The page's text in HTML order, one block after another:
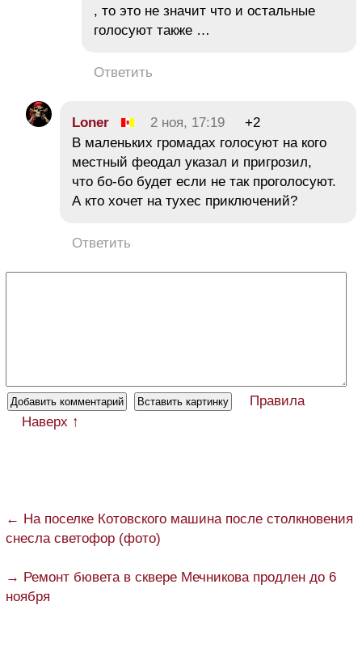
, то это не значит что и остальные
голосуют также …
Ответить
Loner 2 ноя, 17:19
+2
В маленьких громадах голосуют на кого
местный феодал указал и пригрозил,
что бо-бо будет если не так проголосуют.
А кто хочет на тухес приключений?
Ответить
Правила
Наверх ↑
← На поселке Котовского машина после столкновения
снесла светофор (фото)
→ Ремонт бювета в сквере Мечникова продлен до 6
ноября